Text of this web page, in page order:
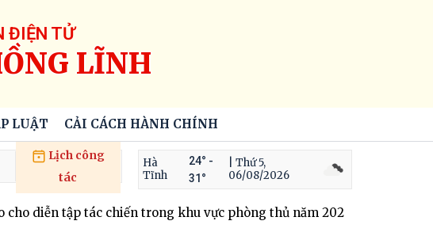
ĐIỆN TỬ
LĨNH
LUẬT CẢI CÁCH HÀNH CHÍNH
Lịch công
tác
Hà
Tĩnh
24° -
31°
| Thứ 5,
06/08/2026
diễn tập tác chiến trong khu vực phòng thủ năm 2026